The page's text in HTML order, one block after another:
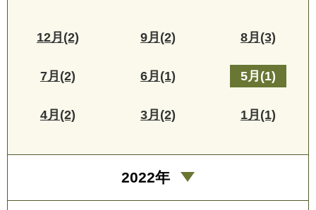
12月(2) 9月(2) 8月(3)
7月(2) 6月(1) 5月(1)
4月(2) 3月(2) 1月(1)
2022年